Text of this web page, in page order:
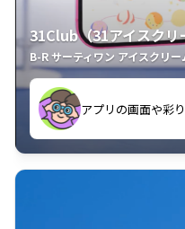
31Club（31アイスクリ
B-R サーティワン アイスクリ
アプリの画面や彩
クラスごとに特典
す。